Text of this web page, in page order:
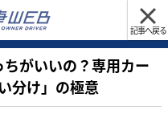
記事へ戻る
がいいの？専用カー
分け」の極意